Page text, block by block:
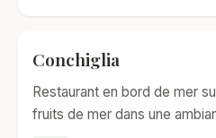
Conchiglia
Restaurant en bord de mer
fruits de mer dans une